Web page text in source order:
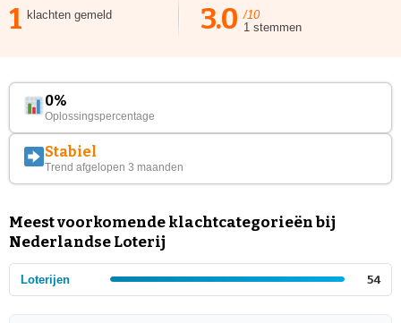
1 klachten gemeld 3.0 /10
1 stemmen
0%
Oplossingspercentage
Stabiel
Trend afgelopen 3 maanden
Meest voorkomende klachtcategorieën bij
Nederlandse Loterij
Loterijen 54